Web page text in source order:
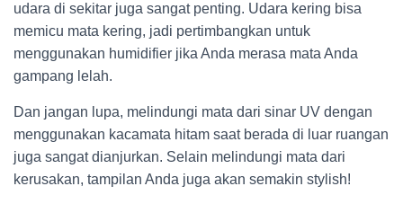
udara di sekitar juga sangat penting. Udara kering bisa
memicu mata kering, jadi pertimbangkan untuk
menggunakan humidifier jika Anda merasa mata Anda
gampang lelah.
Dan jangan lupa, melindungi mata dari sinar UV dengan
menggunakan kacamata hitam saat berada di luar ruangan
juga sangat dianjurkan. Selain melindungi mata dari
kerusakan, tampilan Anda juga akan semakin stylish!